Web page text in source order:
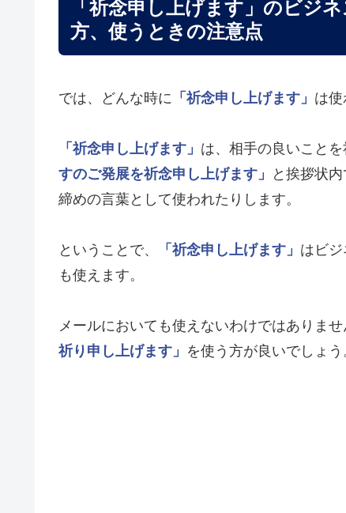
「祈念申し上げます」のビジ
方、使うときの注意点
では、どんな時に 「祈念申し上げます」 は使
「祈念申し上げます」 は、相手の良いこと
すのご発展を祈念申し上げます」
と挨拶状
締めの言葉として使われたりします。
ということで、 「祈念申し上げます」 はビ
も使えます。
メールにおいても使えないわけではありま
祈り申し上げます」 を使う方が良いでしょう